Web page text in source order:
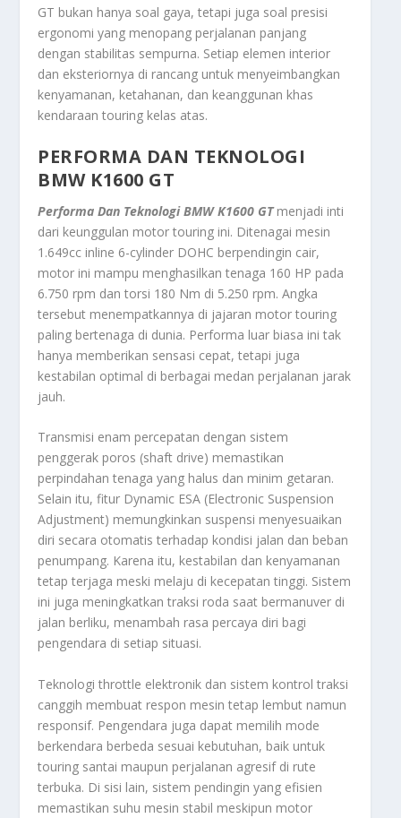
GT bukan hanya soal gaya, tetapi juga soal presisi
ergonomi yang menopang perjalanan panjang
dengan stabilitas sempurna. Setiap elemen interior
dan eksteriornya di rancang untuk menyeimbangkan
kenyamanan, ketahanan, dan keanggunan khas
kendaraan touring kelas atas.
PERFORMA DAN TEKNOLOGI
BMW K1600 GT
Performa Dan Teknologi BMW K1600 GTmenjadi inti
dari keunggulan motor touring ini. Ditenagai mesin
1.649cc inline 6-cylinder DOHC berpendingin cair,
motor ini mampu menghasilkan tenaga 160 HP pada
6.750 rpm dan torsi 180 Nm di 5.250 rpm. Angka
tersebut menempatkannya di jajaran motor touring
paling bertenaga di dunia. Performa luar biasa ini tak
hanya memberikan sensasi cepat, tetapi juga
kestabilan optimal di berbagai medan perjalanan jarak
jauh.
Transmisi enam percepatan dengan sistem
penggerak poros (shaft drive) memastikan
perpindahan tenaga yang halus dan minim getaran.
Selain itu, fitur Dynamic ESA (Electronic Suspension
Adjustment) memungkinkan suspensi menyesuaikan
diri secara otomatis terhadap kondisi jalan dan beban
penumpang. Karena itu, kestabilan dan kenyamanan
tetap terjaga meski melaju di kecepatan tinggi. Sistem
ini juga meningkatkan traksi roda saat bermanuver di
jalan berliku, menambah rasa percaya diri bagi
pengendara di setiap situasi.
Teknologi throttle elektronik dan sistem kontrol traksi
canggih membuat respon mesin tetap lembut namun
responsif. Pengendara juga dapat memilih mode
berkendara berbeda sesuai kebutuhan, baik untuk
touring santai maupun perjalanan agresif di rute
terbuka. Di sisi lain, sistem pendingin yang efisien
memastikan suhu mesin stabil meskipun motor